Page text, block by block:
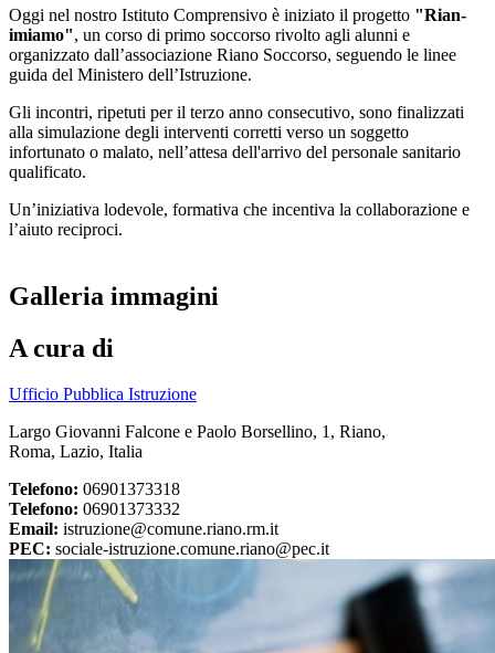
Oggi nel nostro Istituto Comprensivo è iniziato il progetto "Rian-
imiamo", un corso di primo soccorso rivolto agli alunni e
organizzato dall’associazione Riano Soccorso, seguendo le linee
guida del Ministero dell’Istruzione.
Gli incontri, ripetuti per il terzo anno consecutivo, sono finalizzati
alla simulazione degli interventi corretti verso un soggetto
infortunato o malato, nell’attesa dell'arrivo del personale sanitario
qualificato.
Un’iniziativa lodevole, formativa che incentiva la collaborazione e
l’aiuto reciproci.
Galleria immagini
A cura di
Ufficio Pubblica Istruzione
Largo Giovanni Falcone e Paolo Borsellino, 1, Riano,
Roma, Lazio, Italia
Telefono: 06901373318
Telefono: 06901373332
Email: istruzione@comune.riano.rm.it
PEC: sociale-istruzione.comune.riano@pec.it